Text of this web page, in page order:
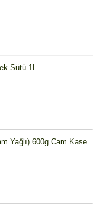
Sütü 1L
Yağlı) 600g Cam Kase